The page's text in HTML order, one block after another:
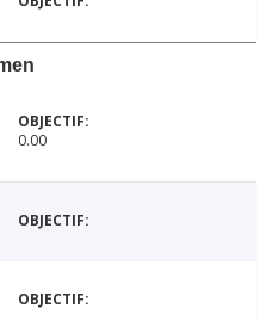
0.00